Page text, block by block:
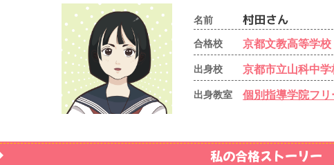
名前
合格校 京都文教高等学校
出身校 京都市立山科中学
出身教室 個別指導学院フ
私の合格ストーリー